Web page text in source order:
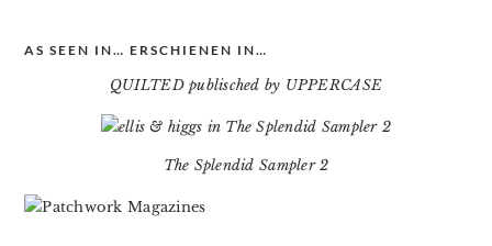
AS SEEN IN… ERSCHIENEN IN…
QUILTED publisched by UPPERCASE
The Splendid Sampler 2